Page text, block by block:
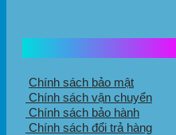
Chính sách bảo mật
Chính sách vận chuyển
Chính sách bảo hành
Chính sách đổi trả hàng